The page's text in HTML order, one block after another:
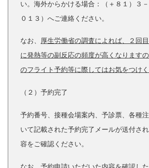
い。海外からかける場合：（＋８１）３
０１３）へご連絡ください。
なお、 厚生労働省の調査によれば、２回
に発熱等の副反応の頻度が高くなります
のフライト予約等に際してはお気をつけく
（２）予約完了
予約番号、接種会場案内、予診票、各種
いて記載された予約完了メールが送付さ
容をご確認ください。
なお、予約申請いただいた内容を確認し